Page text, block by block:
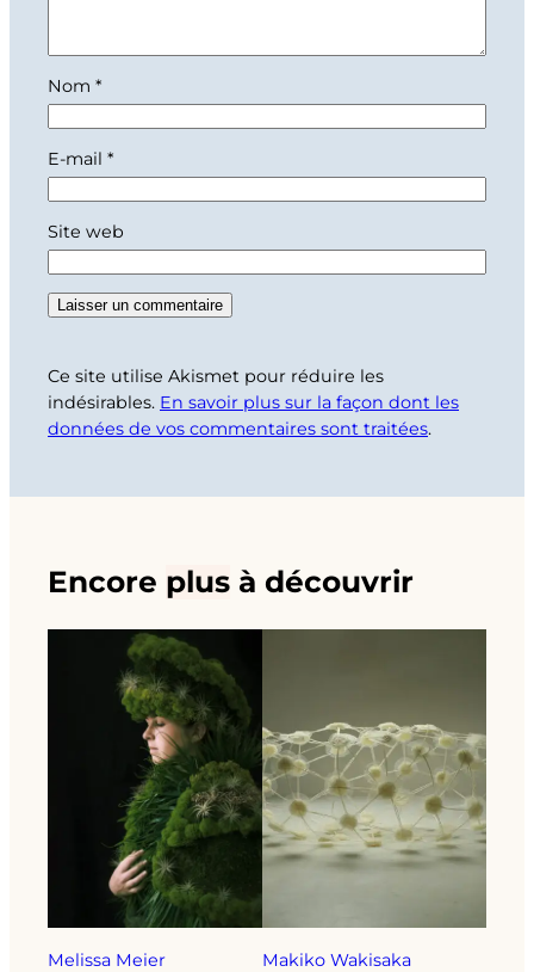
Nom *
E-mail *
Site web
Ce site utilise Akismet pour réduire les
indésirables. En savoir plus sur la façon dont les
données de vos commentaires sont traitées.
Encore plus à découvrir
Melissa Meier Makiko Wakisaka